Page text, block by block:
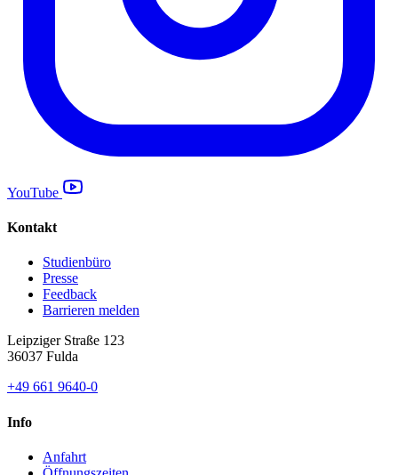
YouTube
Kontakt
Studienbüro
Presse
Feedback
Barrieren melden
Leipziger Straße 123
36037 Fulda
+49 661 9640-0
Info
Anfahrt